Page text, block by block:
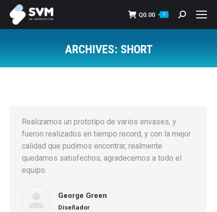
Q0.00 0 Search:
ARCHIVES: SHORT
Realizamos un prototipo de varios envases, y
fueron realizados en tiempo record, y con la mejor
calidad que pudimos encontrar, realmente
quedamos satisfechos, agradecemos a todo el
equipo.
George Green
Diseñador